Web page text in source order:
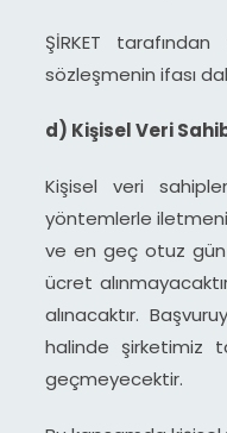
ŞİRKET
sözleşmenin ifası
d) Kişisel Veri
Kişisel veri
yöntemlerle
ve en geç otuz gün
ücret
alınacaktır.
halinde şirketimiz
geçmeyecektir.